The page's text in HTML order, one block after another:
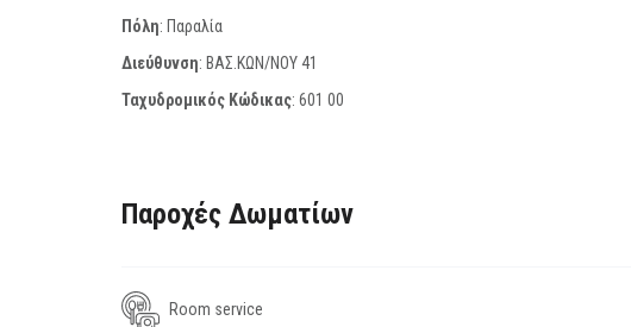
Πόλη: Παραλία
Διεύθυνση: ΒΑΣ.ΚΩΝ/ΝΟΥ 41
Ταχυδρομικός Κώδικας: 601 00
Παροχές Δωματίων
Room service